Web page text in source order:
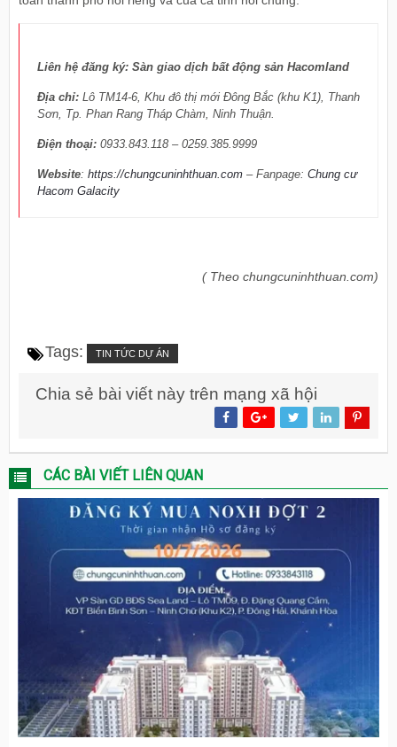
Liên hệ đăng ký: Sàn giao dịch bất động sản Hacomland
Địa chỉ: Lô TM14-6, Khu đô thị mới Đông Bắc (khu K1), Thanh
Sơn, Tp. Phan Rang Tháp Chàm, Ninh Thuận.
Điện thoại: 0933.843.118 – 0259.385.9999
Website: https://chungcuninhthuan.com – Fanpage: Chung cư
Hacom Galacity
( Theo chungcuninhthuan.com)
Tags: TIN TỨC DỰ ÁN
Chia sẻ bài viết này trên mạng xã hội
CÁC BÀI VIẾT LIÊN QUAN